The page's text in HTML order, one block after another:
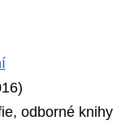
odborné knihy